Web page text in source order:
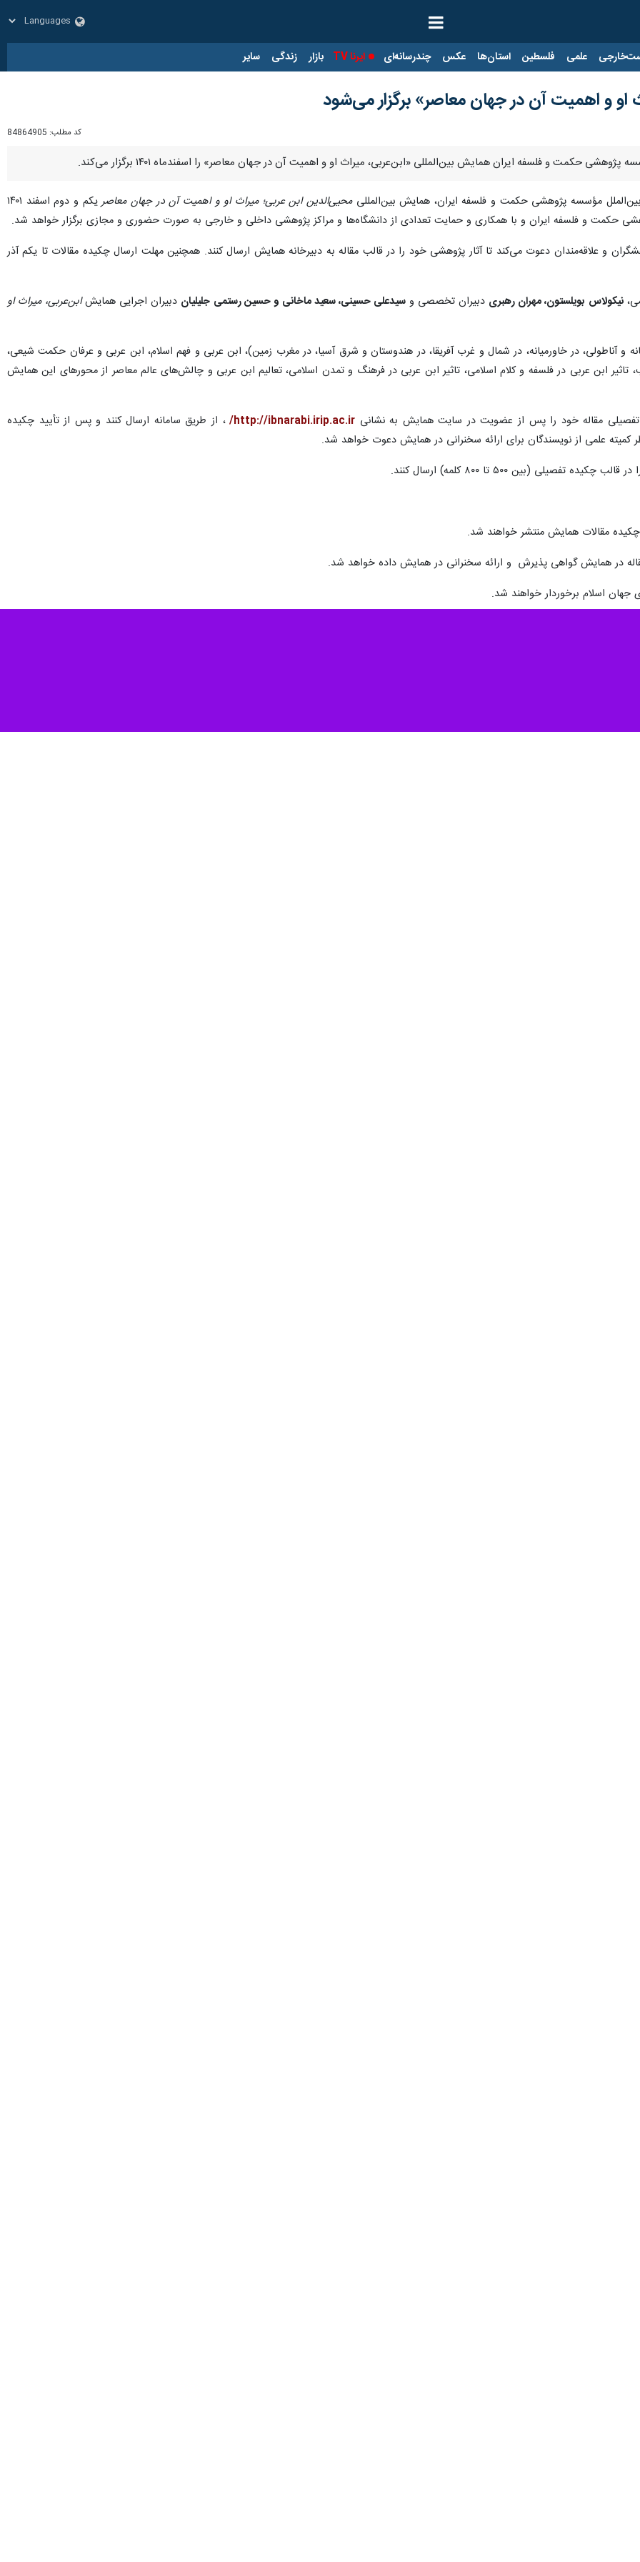
علمی فلسطین استان‌ها عکس چندرسانه‌ای ایرنا TV بازار زندگی سایر
و اهمیت آن در جهان معاصر» برگزار می‌شود
کد مطلب: 84864905
حکمت و فلسفه ایران همایش بین‌المللی «ابن‌عربی، میراث او و اهمیت آن در جهان معاصر» را اسفندماه ۱۴۰۱ برگزار می‌کند.
بین‌الملل مؤسسه پژوهشی حکمت و فلسفه ایران، همایش بین‌المللی محیی‌الدین ابن عربی؛ میراث او و اهمیت آن در جهان معاصر
یکم و دوم اسفند ۱۴۰۱
حکمت و فلسفه ایران و با همکاری و حمایت تعدادی از دانشگاه‌ها و مراکز پژوهشی داخلی و خارجی به صورت حضوری و مجازی برگزار خواهد شد.
و علاقه‌مندان دعوت می‌کند تا آثار پژوهشی خود را در قالب مقاله به دبیرخانه همایش ارسال کنند. همچنین مهلت ارسال چکیده مقالات تا یکم آذر
نیکولاس بویلستون، مهران رهبری دبیران تخصصی و سیدعلی حسینی، سعید ماخانی و حسین رستمی جلیلیان دبیران اجرایی همایشابن‌عربی، میراث او
و آناطولی، در خاورمیانه، در شمال و غرب آفریقا، در هندوستان و شرق آسیا، در مغرب زمین)، ابن عربی و فهم اسلام، ابن عربی و عرفان حکمت شیعی،
ابن عربی در فلسفه و کلام اسلامی، تاثیر ابن عربی در فرهنگ و تمدن اسلامی، تعالیم ابن عربی و چالش‌های عالم معاصر از محورهای این همایش
تفصیلی مقاله خود را پس از عضویت در سایت همایش به نشانی http://ibnarabi.irip.ac.ir/ ، از طریق سامانه ارسال کنند و پس از تأیید چکیده
علمی از نویسندگان برای ارائه سخنرانی در همایش دعوت خواهد شد.
(بین ۵۰۰ تا ۸۰۰ کلمه) ارسال کنند.
مقالات همایش منتشر خواهند شد.
در همایش گواهی پذیرش و ارائه سخنرانی در همایش داده خواهد شد.
جهان اسلام برخوردار خواهند شد.